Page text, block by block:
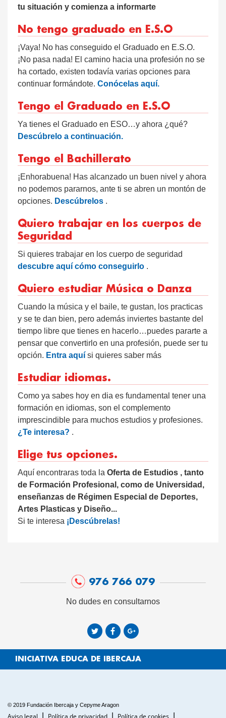
tu situación y comienza a informarte
No tengo graduado en E.S.O
¡Vaya! No has conseguido el Graduado en E.S.O.
¡No pasa nada! El camino hacia una profesión no se
ha cortado, existen todavía varias opciones para
continuar formándote. Conócelas aquí.
Tengo el Graduado en E.S.O
Ya tienes el Graduado en ESO…y ahora ¿qué?
Descúbrelo a continuación.
Tengo el Bachillerato
¡Enhorabuena! Has alcanzado un buen nivel y ahora
no podemos pararnos, ante ti se abren un montón de
opciones. Descúbrelos .
Quiero trabajar en los cuerpos de
Seguridad
Si quieres trabajar en los cuerpo de seguridad
descubre aquí cómo conseguirlo .
Quiero estudiar Música o Danza
Cuando la música y el baile, te gustan, los practicas
y se te dan bien, pero además inviertes bastante del
tiempo libre que tienes en hacerlo…puedes pararte a
pensar que convertirlo en una profesión, puede ser tu
opción. Entra aquí si quieres saber más
Estudiar idiomas.
Como ya sabes hoy en dia es fundamental tener una
formación en idiomas, son el complemento
imprescindible para muchos estudios y profesiones.
¿Te interesa? .
Elige tus opciones.
Aquí encontraras toda la Oferta de Estudios , tanto
de Formación Profesional, como de Universidad,
enseñanzas de Régimen Especial de Deportes,
Artes Plasticas y Diseño...
Si te interesa ¡Descúbrelas!
976 766 079
No dudes en consultarnos
INICIATIVA EDUCA DE IBERCAJA
© 2019 Fundación Ibercaja y Cepyme Aragon
Aviso legal Política de privacidad Política de cookies